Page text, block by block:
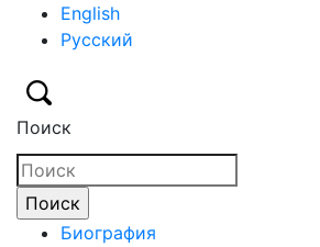
English
Русский
Поиск
Биография